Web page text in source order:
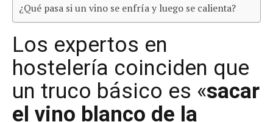
¿Qué pasa si un vino se enfría y luego se calienta?
Los expertos en
hostelería coinciden que
un truco básico es «sacar
el vino blanco de la